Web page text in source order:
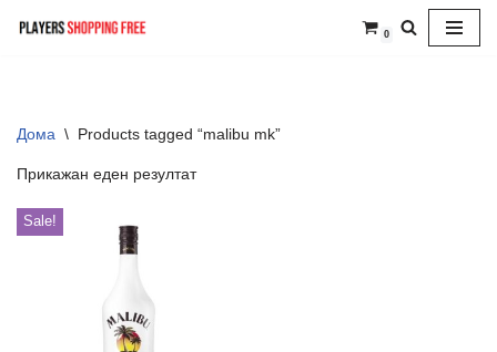
0
Дома \ Products tagged “malibu mk”
Прикажан еден резултат
Sale!